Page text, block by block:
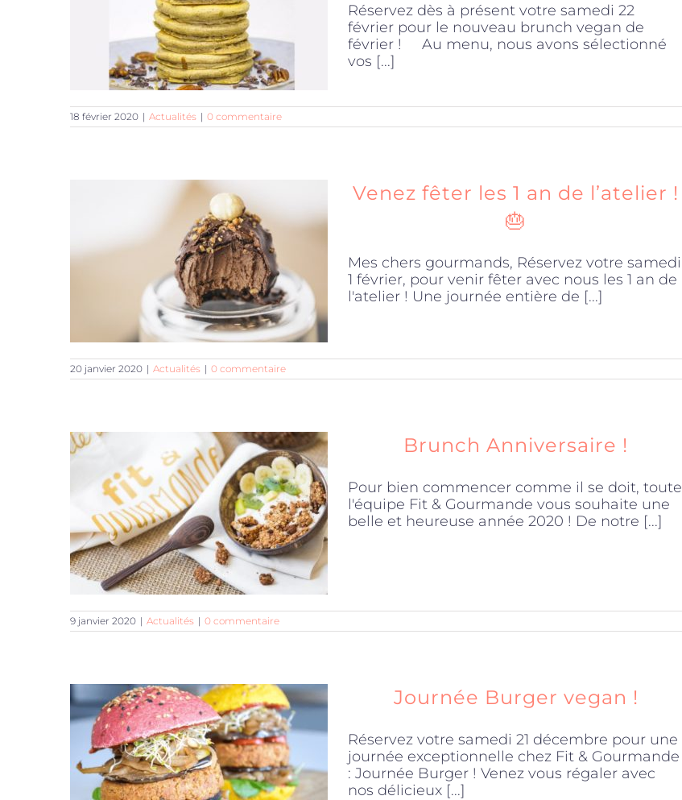
Réservez dès à présent votre samedi 22
février pour le nouveau brunch vegan de
février ! Au menu, nous avons sélectionné
vos [...]
18 février 2020 | Actualités | 0 commentaire
Venez fêter les 1 an de l’atelier !
🎂
Mes chers gourmands, Réservez votre samedi
1 février, pour venir fêter avec nous les 1 an de
l'atelier ! Une journée entière de [...]
20 janvier 2020 | Actualités | 0 commentaire
Brunch Anniversaire !
Pour bien commencer comme il se doit, toute
l'équipe Fit & Gourmande vous souhaite une
belle et heureuse année 2020 ! De notre [...]
9 janvier 2020 | Actualités | 0 commentaire
Journée Burger vegan !
Réservez votre samedi 21 décembre pour une
journée exceptionnelle chez Fit & Gourmande
: Journée Burger ! Venez vous régaler avec
nos délicieux [...]